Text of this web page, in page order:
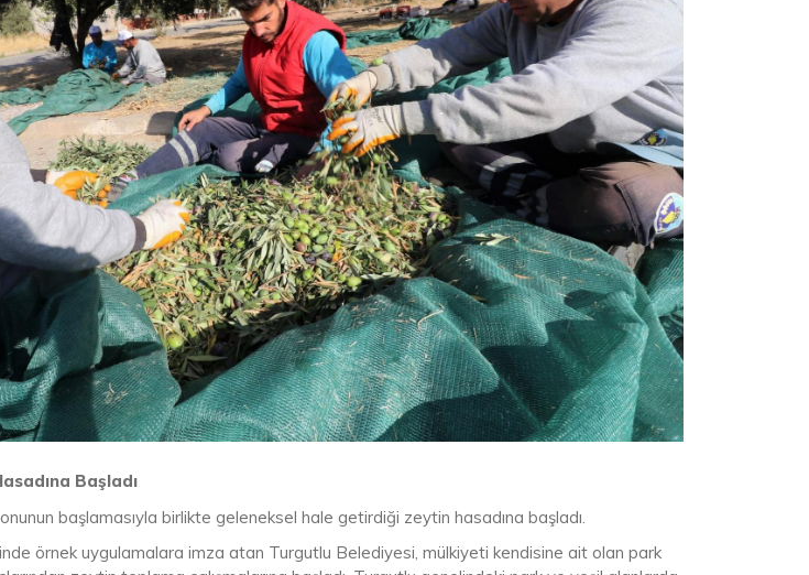
Başladı
başlamasıyla birlikte geleneksel hale getirdiği zeytin hasadına başladı.
örnek uygulamalara imza atan Turgutlu Belediyesi, mülkiyeti kendisine ait olan park